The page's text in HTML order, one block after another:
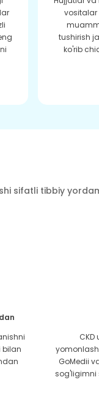
vositalar
tushirish
ko'rib
sifatli tibbiy
bilan
GoMedii
sog'ligimni